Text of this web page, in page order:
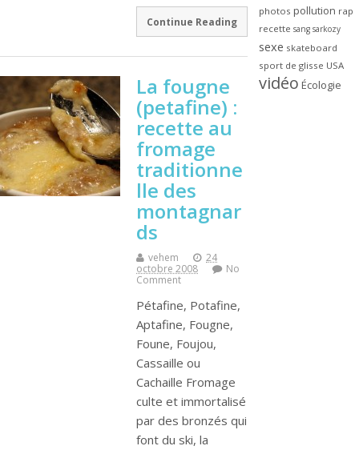
Continue Reading
La fougne
(petafine) :
recette au
fromage
traditionne
lle des
montagnar
ds
vehem
24
octobre 2008
No
Comment
Pétafine, Potafine,
Aptafine, Fougne,
Foune, Foujou,
Cassaille ou
Cachaille Fromage
culte et immortalisé
par des bronzés qui
font du ski, la
photos pollution rap
recette sang sarkozy
sexe skateboard
sport de glisse USA
vidéo Écologie